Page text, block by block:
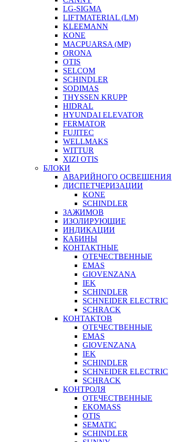
LG-SIGMA
LIFTMATERIAL (LM)
KLEEMANN
KONE
MACPUARSA (MP)
ORONA
OTIS
SELCOM
SCHINDLER
SODIMAS
THYSSEN KRUPP
HIDRAL
HYUNDAI ELEVATOR
FERMATOR
FUJITEC
WELLMAKS
WITTUR
XIZI OTIS
БЛОКИ
АВАРИЙНОГО ОСВЕЩЕНИЯ
ДИСПЕТЧЕРИЗАЦИИ
KONE
SCHINDLER
ЗАЖИМОВ
ИЗОЛИРУЮЩИЕ
ИНДИКАЦИИ
КАБИНЫ
КОНТАКТНЫЕ
ОТЕЧЕСТВЕННЫЕ
EMAS
GIOVENZANA
IEK
SCHINDLER
SCHNEIDER ELECTRIC
SCHRACK
КОНТАКТОВ
ОТЕЧЕСТВЕННЫЕ
EMAS
GIOVENZANA
IEK
SCHINDLER
SCHNEIDER ELECTRIC
SCHRACK
КОНТРОЛЯ
ОТЕЧЕСТВЕННЫЕ
EKOMASS
OTIS
SEMATIC
SCHINDLER